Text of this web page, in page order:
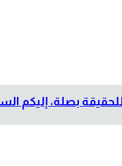
بصلة، إليكم